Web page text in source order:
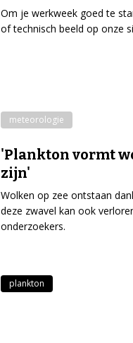
Om je werkweek goed te
of technisch beeld op onze
meteorologie
'Plankton vormt
zijn'
Wolken op zee ontstaan
deze zwavel kan ook
onderzoekers.
plankton